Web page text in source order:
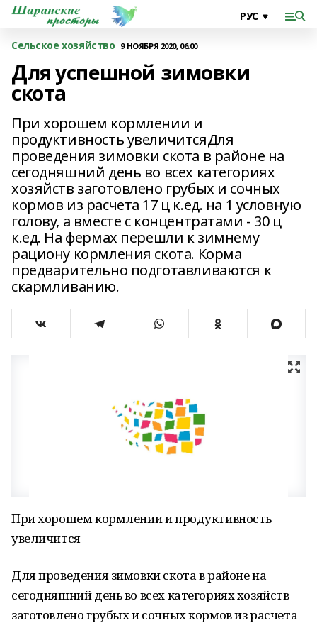
Сельское хозяйство 9 НОЯБРЯ 2020, 06:00
Для успешной зимовки
скота
При хорошем кормлении и
продуктивность увеличитсяДля
проведения зимовки скота в районе на
сегодняшний день во всех категориях
хозяйств заготовлено грубых и сочных
кормов из расчета 17 ц к.ед. на 1 условную
голову, а вместе с концентратами - 30 ц
к.ед. На фермах перешли к зимнему
рациону кормления скота. Корма
предварительно подготавливаются к
скармливанию.
При хорошем кормлении и продуктивность
увеличится
Для проведения зимовки скота в районе на
сегодняшний день во всех категориях хозяйств
заготовлено грубых и сочных кормов из расчета